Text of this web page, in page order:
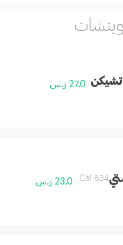
27.0 ر.س
834 Cal. 23.0 ر.س